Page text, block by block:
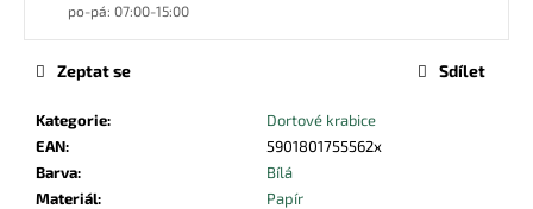
po-pá: 07:00-15:00
Kategorie:
Dortové krabice
EAN:
5901801755562x
Barva:
Bílá
Materiál:
Papír
Zeptat se Sdílet
UBROUSEK
24X24
2VRSTVÝ
¼
0,39
Kč